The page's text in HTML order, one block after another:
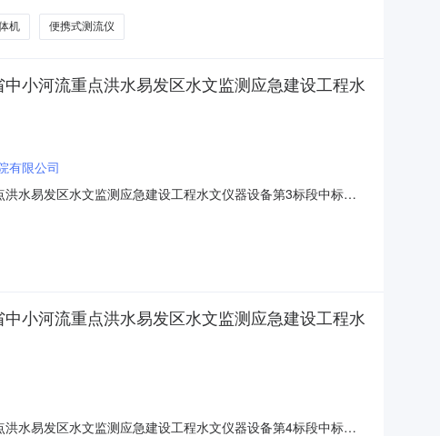
机 便携式测流仪
小河流重点洪水易发区水文监测应急建设工程水
有限公司
水易发区水文监测应急建设工程水文仪器设备第3标段中标结
购（招标项目名称）湖北省中小河流重
小河流重点洪水易发区水文监测应急建设工程水
水易发区水文监测应急建设工程水文仪器设备第4标段中标结